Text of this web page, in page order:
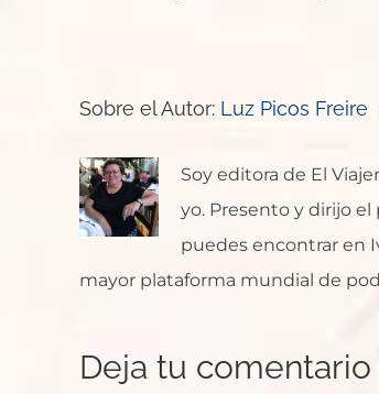
Sobre el Autor: Luz Picos Freire
Soy editora de El
yo. Presento y dirijo el
puedes encontrar en
mayor plataforma mundial de
Deja tu comentario